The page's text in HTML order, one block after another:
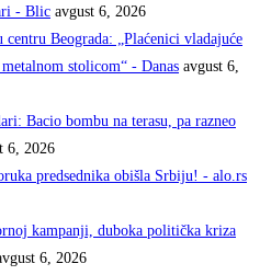
- Blic avgust 6, 2026
Beograda: „Plaćenici vladajuće
stolicom“ - Danas avgust 6,
Bacio bombu na terasu, pa razneo
6, 2026
predsednika obišla Srbiju! - alo.rs
kampanji, duboka politička kriza
6, 2026